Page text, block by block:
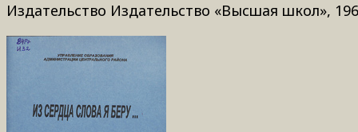
Издательство Издательство «Высшая школ»,